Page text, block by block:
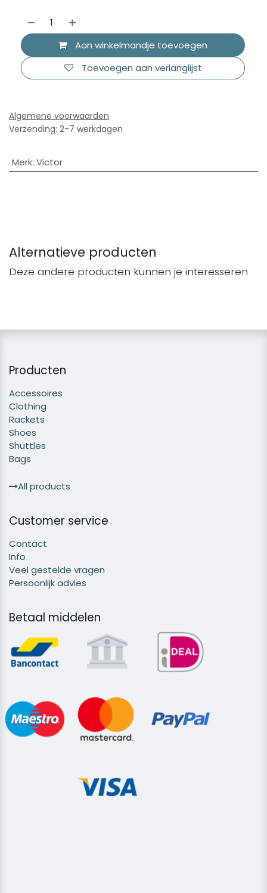
Aan winkelmandje toevoegen
Toevoegen aan verlanglijst
Algemene voorwaarden
Verzending: 2-7 werkdagen
Merk: Victor
Alternatieve producten
Deze andere producten kunnen je interesseren
Producten
Accessoires
Clothing
Rackets
Shoes
Shuttles
Bags
All products
Customer service
Contact
Info
Veel gestelde vragen
Persoonlijk advies
Betaal middelen